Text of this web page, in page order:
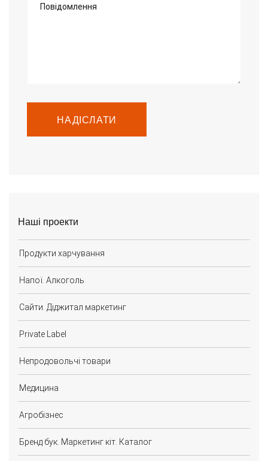
Повідомлення
НАДІСЛАТИ
Наші проекти
Продукти харчування
Напої. Алкоголь
Сайти. Діджитал маркетинг
Private Label
Непродовольчі товари
Медицина
Агробізнес
Бренд бук. Маркетинг кіт. Каталог